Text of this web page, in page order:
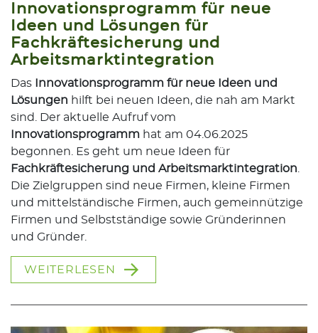
Innovationsprogramm für neue
Ideen und Lösungen für
Fachkräftesicherung und
Arbeitsmarktintegration
Das
Innovationsprogramm für neue Ideen und
Lösungen hilft bei neuen Ideen, die nah am Markt
sind. Der aktuelle Aufruf vom
Innovationsprogramm hat am 04.06.2025
begonnen. Es geht um neue Ideen für
Fachkräftesicherung und Arbeitsmarktintegration
Die Zielgruppen sind neue Firmen, kleine Firmen
und mittelständische Firmen, auch gemeinnützige
Firmen und Selbstständige sowie Gründerinnen
und Gründer.
WEITERLESEN